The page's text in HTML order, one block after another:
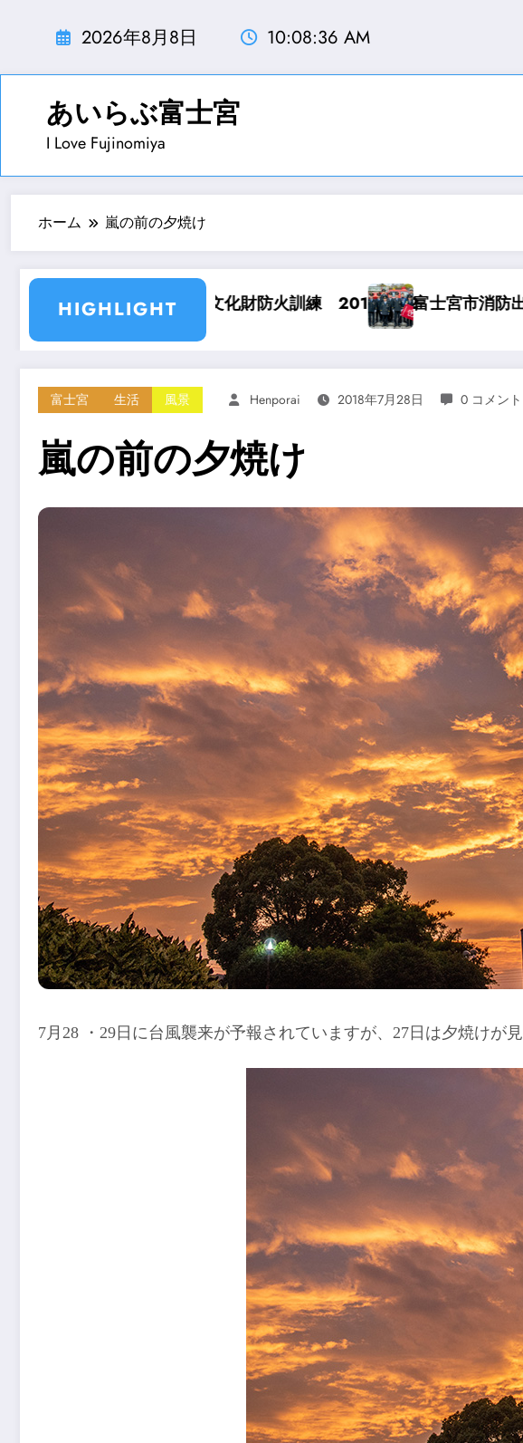
ン
ッ
2026年8月8日 10:08:38 AM
あいらぶ富士宮
I Love Fujinomiya
ホーム 嵐の前の夕焼け
HIGHLIGHT
練 2019.1.22富士宮市消防出初め式 平成31年1月6日 世界
富士宮 生活 風景 Henporai 2018年7月28日 0 コメント
嵐の前の夕焼け
7月28 ・29日に台風襲来が予報されていますが、27日は夕焼けが見